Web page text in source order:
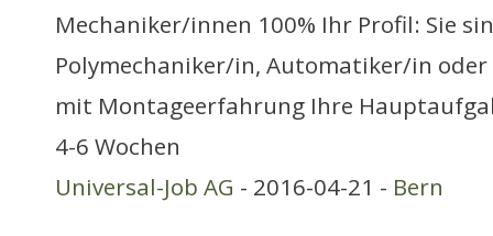
Mechaniker/innen 100% Ihr Profil: Sie
Polymechaniker/in, Automatiker/in
mit Montageerfahrung Ihre
4-6 Wochen
Universal-Job AG - 2016-04-21 - Bern